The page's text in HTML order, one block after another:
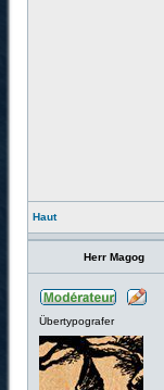
Haut
Herr Magog
Übertypografer